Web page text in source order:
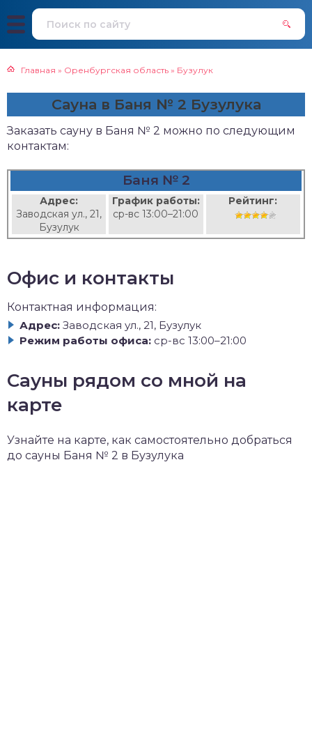
Главная » Оренбургская область » Бузулук
Сауна в Баня № 2 Бузулука
Заказать сауну в Баня № 2 можно по следующим
контактам:
Баня № 2
Адрес:
Заводская ул., 21,
Бузулук
График работы:
ср-вс 13:00–21:00
Рейтинг:
Офис и контакты
Контактная информация:
Адрес: Заводская ул., 21, Бузулук
Режим работы офиса: ср-вс 13:00–21:00
Сауны рядом со мной на
карте
Узнайте на карте, как самостоятельно добраться
до сауны Баня № 2 в Бузулука